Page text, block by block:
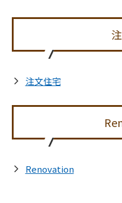
注文住宅
Renovation